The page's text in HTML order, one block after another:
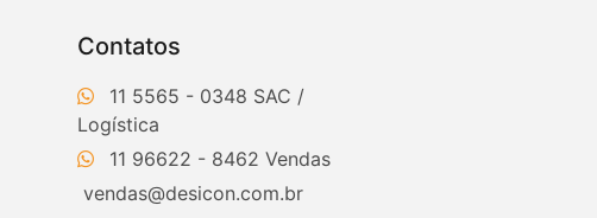
Contatos
11 5565 - 0348
11 96622 - 8462
vendas@desicon.com.br